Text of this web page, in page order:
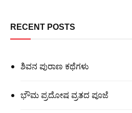
RECENT POSTS
ಶಿವನ ಪುರಾಣ ಕಥೆಗಳು
ಭೌಮ ಪ್ರದೋಷ ವ್ರತದ ಪೂಜೆ